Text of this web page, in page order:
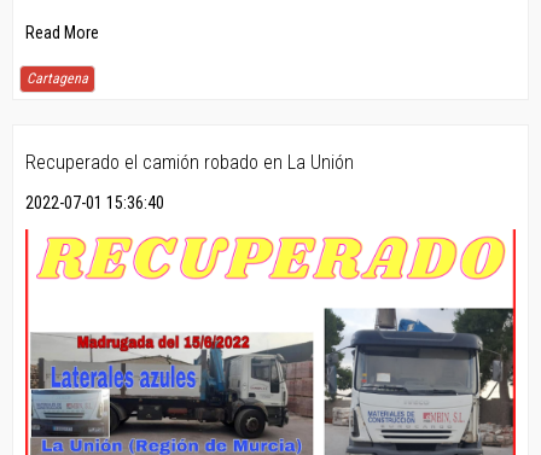
Read More
Cartagena
Recuperado el camión robado en La Unión
2022-07-01 15:36:40